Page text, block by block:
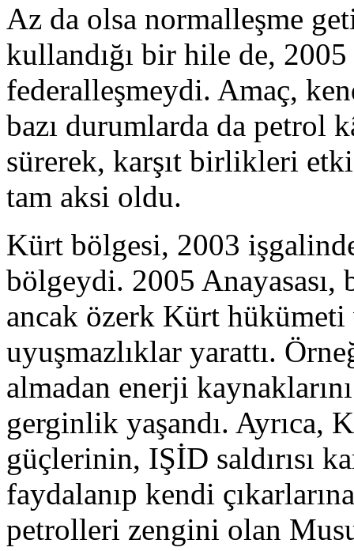
Az da olsa normalleşme
kullandığı bir hile de, 2005
federalleşmeydi. Amaç,
bazı durumlarda da petrol
sürerek, karşıt birlikleri
tam aksi oldu.
Kürt bölgesi, 2003
bölgeydi. 2005
ancak özerk Kürt hükümeti
uyuşmazlıklar yarattı.
almadan enerji
gerginlik yaşandı. Ayrıca,
güçlerinin, IŞİD saldırısı
faydalanıp kendi
petrolleri zengini olan